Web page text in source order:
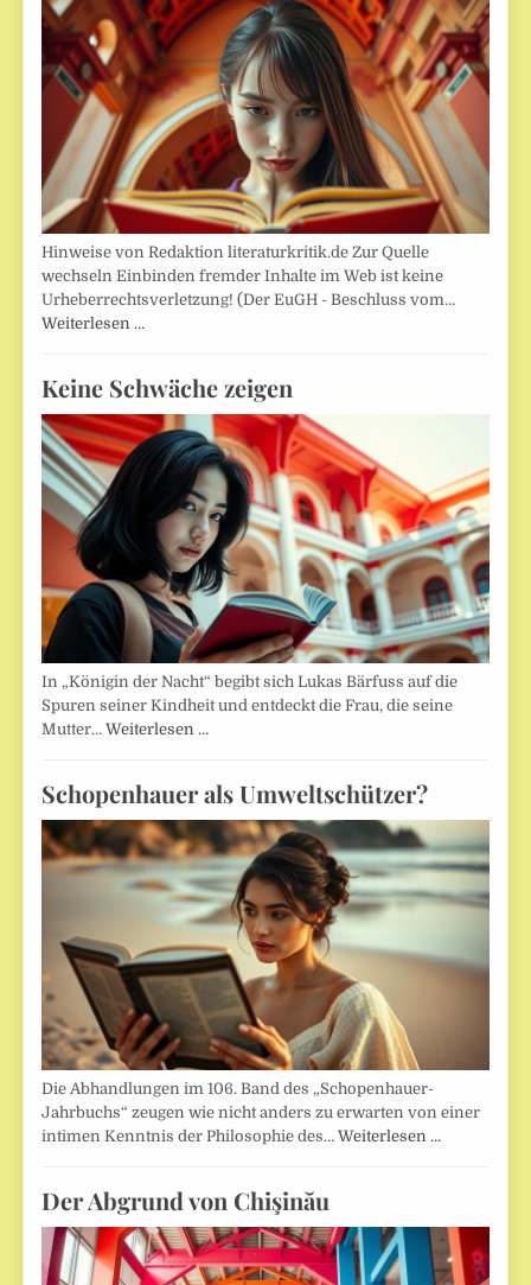
Hinweise von Redaktion literaturkritik.de Zur Quelle
wechseln Einbinden fremder Inhalte im Web ist keine
Urheberrechtsverletzung! (Der EuGH - Beschluss vom…
Weiterlesen …
Keine Schwäche zeigen
In „Königin der Nacht“ begibt sich Lukas Bärfuss auf die
Spuren seiner Kindheit und entdeckt die Frau, die seine
Mutter…Weiterlesen …
Schopenhauer als Umweltschützer?
Die Abhandlungen im 106. Band des „Schopenhauer-
Jahrbuchs“ zeugen wie nicht anders zu erwarten von einer
intimen Kenntnis der Philosophie des…Weiterlesen …
Der Abgrund von Chişinău